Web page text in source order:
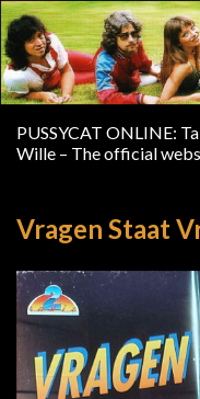
PUSSYCAT ONLINE:
Wille – The official
Vragen Staat